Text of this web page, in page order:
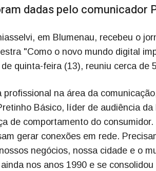
dadas pelo comunicador
em Blumenau, recebeu o
"Como o novo mundo digital
quinta-feira (13), reuniu cerca de
na área da
Básico, líder de audiência
de comportamento do
gerar conexões em rede.
negócios, nossa cidade e o
nos anos 1990 e se